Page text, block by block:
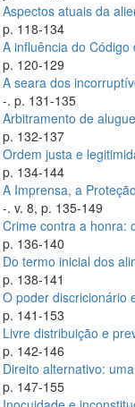
Aspectos atuais da
p. 118-134
A influência do
p. 120-129
A seara dos
-. p. 131-135
Arbitramento de
p. 132-137
Ordem justa e
p. 134-144
A Imprensa, a
-. v. 8, p. 135-149
Crime contra a honra:
p. 136-140
Do termo inicial dos
p. 138-141
O poder discricionário
p. 141-153
Livre distribuição e
p. 142-146
Direito alternativo:
p. 147-155